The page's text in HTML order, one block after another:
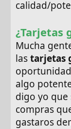
calidad/
¿Tarjetas
Mucha
lastarjetas
algo
digo yo que
compras
gastaros